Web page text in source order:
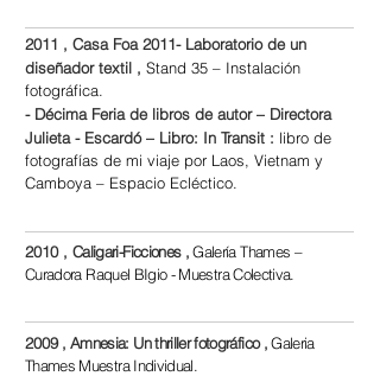
2011 , Casa Foa 2011- Laboratorio de un
diseñador textil , Stand 35 – Instalación
fotográfica.
- Décima Feria de libros de autor – Directora
Julieta - Escardó – Libro: In Transit : libro de
fotografías de mi viaje por Laos, Vietnam y
Camboya – Espacio Ecléctico.
2010 , Caligari-Ficciones , Galería Thames –
Curadora Raquel BIgio - Muestra Colectiva.
2009, Amnesia: Un thriller fotográfico , Galeria
Thames Muestra Individual.